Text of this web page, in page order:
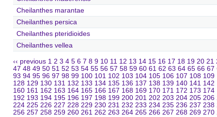
Cheilanthes marantae
Cheilanthes persica
Cheilanthes pteridioides
Cheilanthes vellea
‹‹ previous 1 2 3 4 5 6 7 8 9 10 11 12 13 14 15 16 17 18 19 20 21
47 48 49 50 51 52 53 54 55 56 57 58 59 60 61 62 63 64 65 66 67
93 94 95 96 97 98 99 100 101 102 103 104 105 106 107 108 109
128 129 130 131 132 133 134 135 136 137 138 139 140 141 142
160 161 162 163 164 165 166 167 168 169 170 171 172 173 174
192 193 194 195 196 197 198 199 200 201 202 203 204 205 206
224 225 226 227 228 229 230 231 232 233 234 235 236 237 238
256 257 258 259 260 261 262 263 264 265 266 267 268 269 270